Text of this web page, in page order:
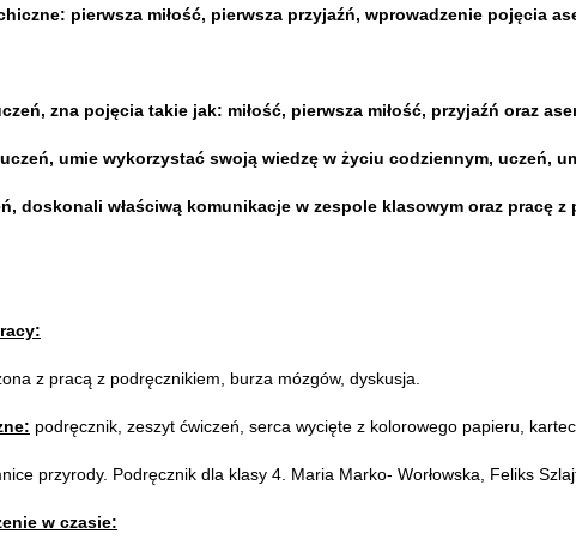
pierwsza miłość, pierwsza przyjaźń, wprowadzenie pojęcia
zna pojęcia takie jak: miłość, pierwsza miłość, przyjaźń oraz
umie wykorzystać swoją wiedzę w życiu codziennym, uczeń,
doskonali właściwą komunikacje w zespole klasowym oraz pracę z
z pracą z podręcznikiem, burza mózgów, dyskusja.
podręcznik, zeszyt ćwiczeń, serca wycięte z kolorowego papieru,
przyrody. Podręcznik dla klasy 4. Maria Marko- Worłowska, Feliks
w czasie: